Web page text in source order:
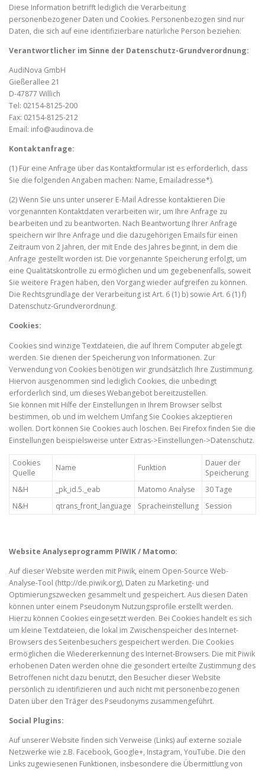
Diese Information betrifft lediglich die Verarbeitung
personenbezogener Daten und Cookies. Personenbezogen sind nur
Daten, die sich auf eine identifizierbare natürliche Person beziehen.
Verantwortlicher im Sinne der Datenschutz-Grundverordnung:
AudiNova GmbH
Gießerallee 21
D-47877 Willich
Tel: 02154-8125-200
Fax: 02154-8125-212
Email: info@audinova.de
Kontaktanfrage:
(1) Für eine Anfrage über das Kontaktformular ist es erforderlich, dass
Sie die folgenden Angaben machen: Name, Emailadresse*).
(2) Wenn Sie uns unter unserer E-Mail Adresse kontaktieren Die
vorgenannten Kontaktdaten verarbeiten wir, um Ihre Anfrage zu
bearbeiten und zu beantworten. Nach Beantwortung Ihrer Anfrage
speichern wir Ihre Anfrage und die dazugehörigen Emails für einen
Zeitraum von 2 Jahren, der mit Ende des Jahres beginnt, in dem die
Anfrage gestellt worden ist. Die vorgenannte Speicherung erfolgt, um
eine Qualitätskontrolle zu ermöglichen und um gegebenenfalls, soweit
Sie weitere Fragen haben, den Vorgang wieder aufgreifen zu können.
Die Rechtsgrundlage der Verarbeitung ist Art. 6 (1) b) sowie Art. 6 (1) f)
Datenschutz-Grundverordnung.
Cookies:
Cookies sind winzige Textdateien, die auf Ihrem Computer abgelegt
werden. Sie dienen der Speicherung von Informationen. Zur
Verwendung von Cookies benötigen wir grundsätzlich Ihre Zustimmung.
Hiervon ausgenommen sind lediglich Cookies, die unbedingt
erforderlich sind, um dieses Webangebot bereitzustellen.
Sie können mit Hilfe der Einstellungen in Ihrem Browser selbst
bestimmen, ob und im welchem Umfang Sie Cookies akzeptieren
wollen. Dort können Sie Cookies auch löschen. Bei Firefox finden Sie die
Einstellungen beispielsweise unter Extras->Einstellungen->Datenschutz.
Cookies
Quelle
Name Funktion
Dauer der
Speicherung
N&H
_pk_id.5._eab Matomo Analyse
30 Tage
N&H
qtrans_front_language Spracheinstellung Session
Website Analyseprogramm PIWIK / Matomo:
Auf dieser Website werden mit Piwik, einem Open-Source Web-
Analyse-Tool (http://de.piwik.org), Daten zu Marketing- und
Optimierungszwecken gesammelt und gespeichert. Aus diesen Daten
können unter einem Pseudonym Nutzungsprofile erstellt werden.
Hierzu können Cookies eingesetzt werden. Bei Cookies handelt es sich
um kleine Textdateien, die lokal im Zwischenspeicher des Internet-
Browsers des Seitenbesuchers gespeichert werden. Die Cookies
ermöglichen die Wiedererkennung des Internet-Browsers. Die mit Piwik
erhobenen Daten werden ohne die gesondert erteilte Zustimmung des
Betroffenen nicht dazu benutzt, den Besucher dieser Website
persönlich zu identifizieren und auch nicht mit personenbezogenen
Daten über den Träger des Pseudonyms zusammengeführt.
Social Plugins:
Auf unserer Website finden sich Verweise (Links) auf externe soziale
Netzwerke wie z.B. Facebook, Google+, Instagram, YouTube. Die den
Links zugewiesenen Funktionen, insbesondere die Übermittlung von